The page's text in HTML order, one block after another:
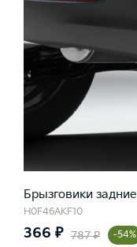
Брызговики задние
H0F46AKF10
366 ₽ 787 ₽ -54%